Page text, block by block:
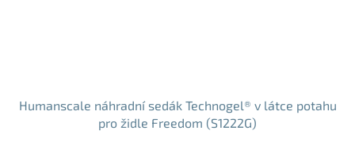
Humanscale náhradní sedák Technogel® v látce potahu
pro židle Freedom (S1222G)